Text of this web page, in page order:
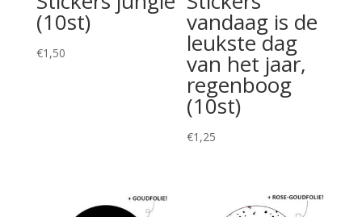
(10st)
€1,50
vandaag is de
leukste dag
van het jaar,
regenboog
(10st)
€1,25